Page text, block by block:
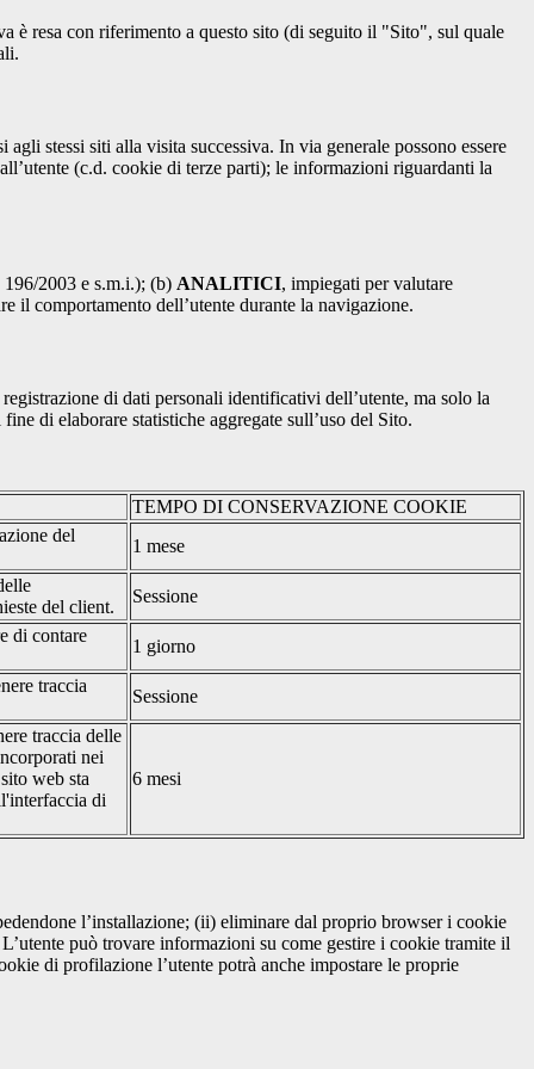
è resa con riferimento a questo sito (di seguito il "Sito", sul quale
stessi siti alla visita successiva. In via generale possono essere
(c.d. cookie di terze parti); le informazioni riguardanti la
2003 e s.m.i.); (b) ANALITICI, impiegati per valutare
il comportamento dell’utente durante la navigazione.
di dati personali identificativi dell’utente, ma solo la
di elaborare statistiche aggregate sull’uso del Sito.
TEMPO DI CONSERVAZIONE COOKIE
del
1 mese
del client.
Sessione
di contare
1 giorno
traccia
Sessione
traccia delle
nei
web sta
di
6 mesi
l’installazione; (ii) eliminare dal proprio browser i cookie
può trovare informazioni su come gestire i cookie tramite il
di profilazione l’utente potrà anche impostare le proprie